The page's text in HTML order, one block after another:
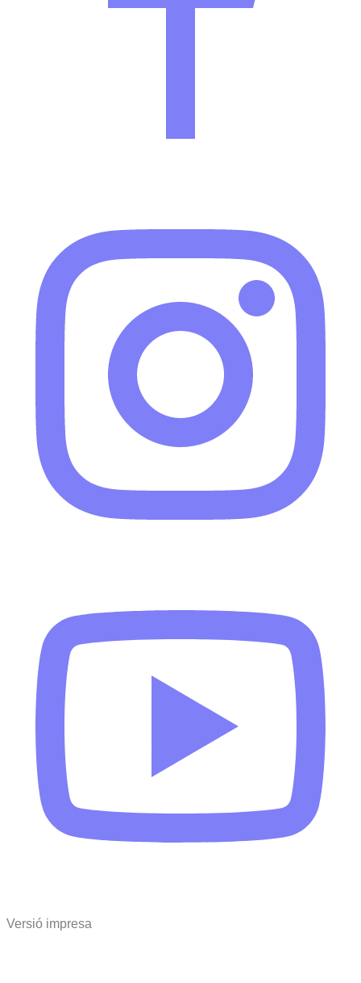
Versió impresa